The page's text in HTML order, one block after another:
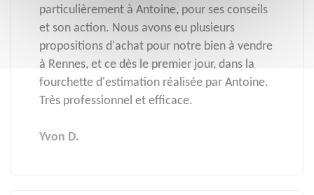
particulièrement à Antoine, pour ses conseils
et son action. Nous avons eu plusieurs
propositions d'achat pour notre bien à vendre
à Rennes, et ce dès le premier jour, dans la
fourchette d'estimation réalisée par Antoine.
Très professionnel et efficace.
Yvon D.